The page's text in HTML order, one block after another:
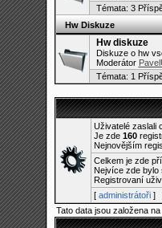
Témata: 3
Hw Diskuze
Hw diskuze
Diskuze o hw
Moderátor
Témata: 1
Uživatelé zaslali
Je zde 160
Nejnovějším
Celkem je zde
Nejvíce zde bylo
Registrovaní
[ administrátoři]
Tato data jsou založena